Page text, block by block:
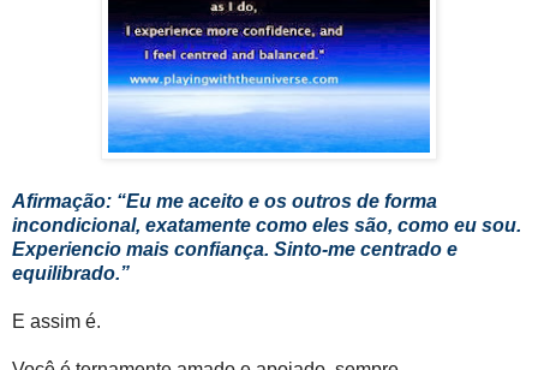
Afirmação: “Eu me aceito e os outros de forma
incondicional, exatamente como eles são, como eu sou.
Experiencio mais confiança. Sinto-me centrado e
equilibrado.”
E assim é.